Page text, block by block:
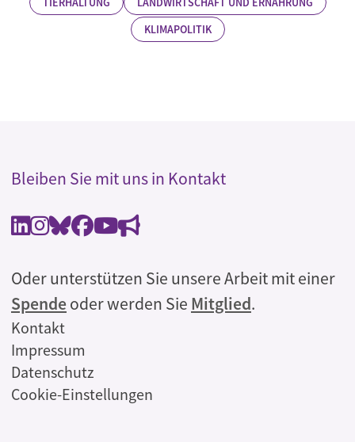
KLIMAPOLITIK
Bleiben Sie mit uns in Kontakt
Oder unterstützen Sie unsere Arbeit mit einer
Spendeoder werden Sie Mitglied.
Rechtliches
Kontakt
Impressum
Datenschutz
Cookie-Einstellungen